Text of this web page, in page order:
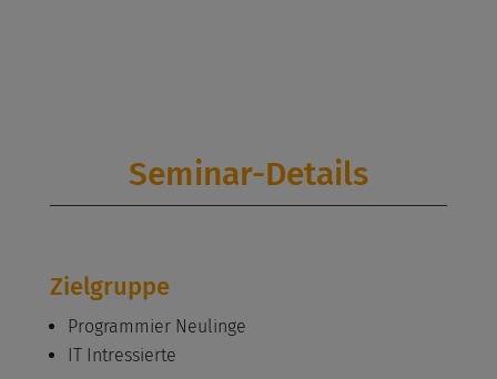
Seminar-Details
Zielgruppe
Programmier Neulinge
IT Intressierte